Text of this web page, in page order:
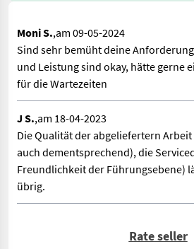
Moni S.,am 09-05-2024
Sind sehr bemüht deine
und Leistung sind okay, hätte gerne
für die Wartezeiten
J S.,am 18-04-2023
Die Qualität der abgeliefertern
auch dementsprechend), die
Freundlichkeit der Führungsebene)
übrig.
Rate seller